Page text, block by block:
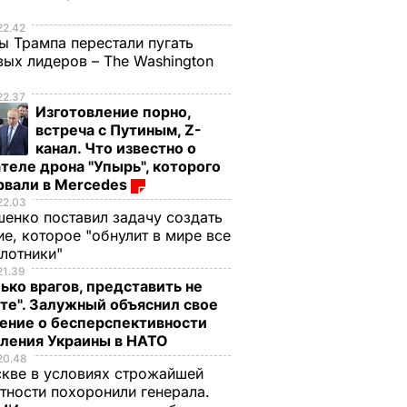
ООН
и
так и
Трампа перестали пугать
лидеров – The Washington
Изготовление порно,
встреча с Путиным, Z-
канал. Что известно о
дрона "Упырь", которого
в Mercedes
поставил задачу создать
которое "обнулит в мире все
врагов, представить не
Залужный объяснил свое
о бесперспективности
Украины в НАТО
в условиях строжайшей
похоронили генерала.